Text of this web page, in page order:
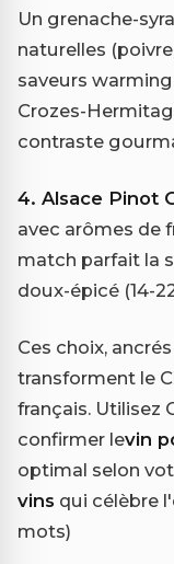
Un grenache-
naturelles
saveurs
Crozes-
contraste
4. Alsace Pinot
avec arômes de
match parfait la
doux-épicé (14-
Ces choix,
transforment le
français. Utilisez
confirmer levin
optimal selon
vins qui célèbre
mots)